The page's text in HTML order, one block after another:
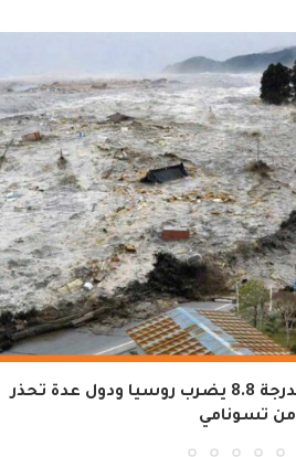
الأقوى في العالم.. زلزال بدرجة 8.8 يضرب روسيا ودول عدة تحذر
من تسونامي